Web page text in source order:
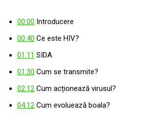
00:00 Introducere
00:40 Ce este HIV?
01:11 SIDA
01:30 Cum se transmite?
02:12 Cum acționează virusul?
04:12 Cum evoluează boala?